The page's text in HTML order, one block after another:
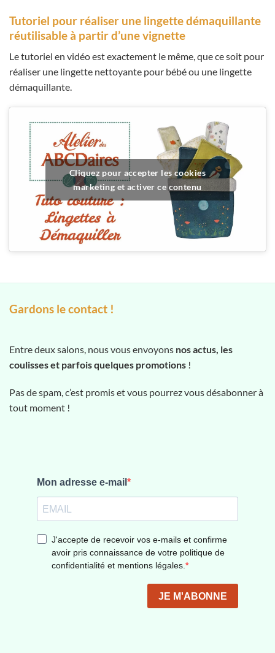
Tutoriel pour réaliser une lingette démaquillante
réutilisable à partir d’une vignette
Le tutoriel en vidéo est exactement le même, que ce soit pour
réaliser une lingette nettoyante pour bébé ou une lingette
démaquillante.
Cliquez pour accepter les cookies
marketing et activer ce contenu
Gardons le contact !
Entre deux salons, nous vous envoyons nos actus, les
coulisses et parfois quelques promotions !
Pas de spam, c’est promis et vous pourrez vous désabonner à
tout moment !